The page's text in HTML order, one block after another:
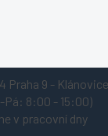
Praha 9 - Klánovice
Pá: 8:00 - 15:00)
v pracovní dny